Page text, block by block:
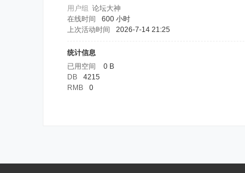
用户组 论坛大神
在线时间
600 小时
上次活动时间
2026-7-14 21:25
统计信息
已用空间
0 B
DB
4215
RMB
0